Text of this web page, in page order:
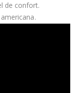
de confort.